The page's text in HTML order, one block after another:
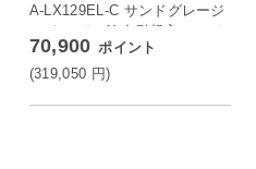
A-LX129EL-C サンドグレージ
ュ ナノイーX 自動投入 ヒート
ポンプ乾燥 温水スゴ落ち泡洗
浄 スマホで洗濯 ダウンジャケ
70,900 ポイント
(319,050 円)